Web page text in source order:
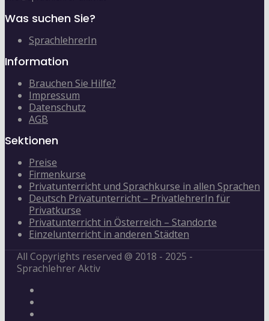
Was suchen Sie?
SprachlehrerIn
Information
Brauchen Sie Hilfe?
Impressum
Datenschutz
AGB
Sektionen
Preise
Firmenkurse
Privatunterricht und Sprachkurse in allen Sprachen
Deutsch Privatunterricht – PrivatlehrerIn für
Privatkurse
Privatunterricht in Österreich – Standorte
Einzelunterricht in anderen Städten
All Copyrights reserved @ 2018 - 2025 -
Sprachlehrer Aktiv